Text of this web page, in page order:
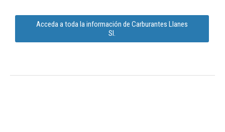
Acceda a toda la información de Carburantes Llanes
Sl.